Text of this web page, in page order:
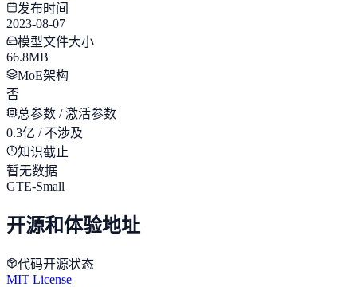
发布时间
2023-08-07
模型文件大小
66.8MB
MoE架构
否
总参数 / 激活参数
0.3亿 / 不涉及
知识截止
暂无数据
GTE-Small
开源和体验地址
代码开源状态
MIT License